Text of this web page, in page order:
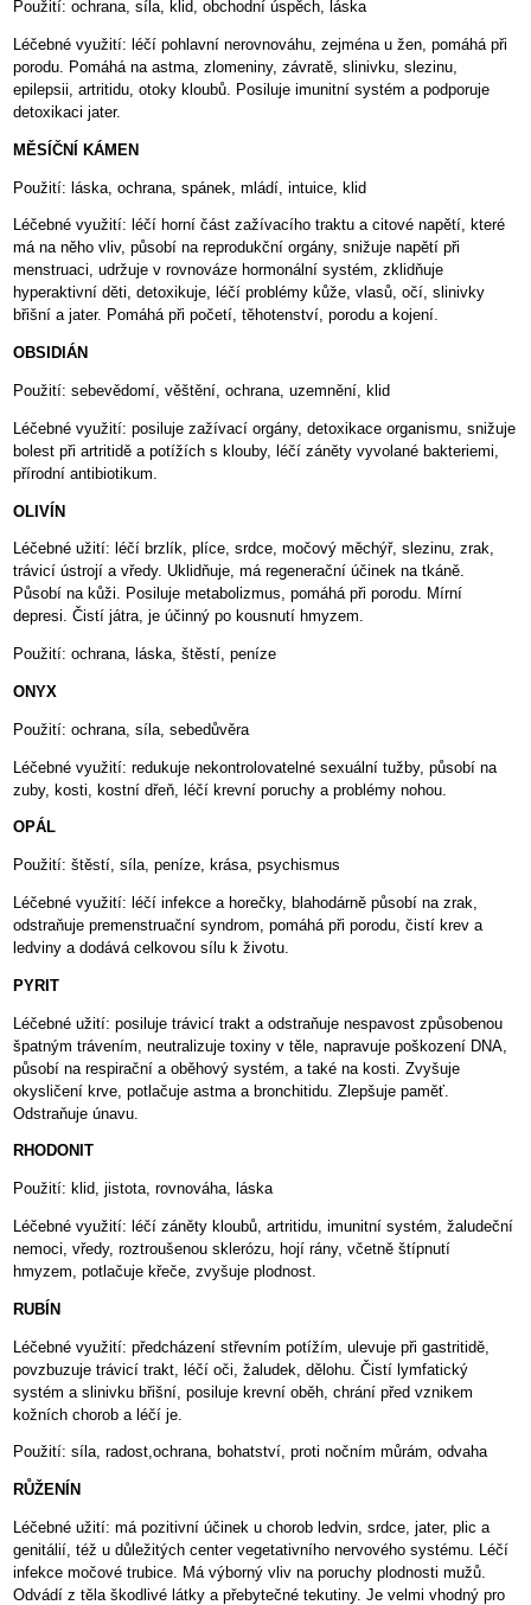
Použití: ochrana, síla, klid, obchodní úspěch, láska
Léčebné využití: léčí pohlavní nerovnováhu, zejména u žen, pomáhá při
porodu. Pomáhá na astma, zlomeniny, závratě, slinivku, slezinu,
epilepsii, artritidu, otoky kloubů. Posiluje imunitní systém a podporuje
detoxikaci jater.
MĚSÍČNÍ KÁMEN
Použití: láska, ochrana, spánek, mládí, intuice, klid
Léčebné využití: léčí horní část zažívacího traktu a citové napětí, které
má na něho vliv, působí na reprodukční orgány, snižuje napětí při
menstruaci, udržuje v rovnováze hormonální systém, zklidňuje
hyperaktivní děti, detoxikuje, léčí problémy kůže, vlasů, očí, slinivky
břišní a jater. Pomáhá při početí, těhotenství, porodu a kojení.
OBSIDIÁN
Použití: sebevědomí, věštění, ochrana, uzemnění, klid
Léčebné využití: posiluje zažívací orgány, detoxikace organismu, snižuje
bolest při artritidě a potížích s klouby, léčí záněty vyvolané bakteriemi,
přírodní antibiotikum.
OLIVÍN
Léčebné užití: léčí brzlík, plíce, srdce, močový měchýř, slezinu, zrak,
trávicí ústrojí a vředy. Uklidňuje, má regenerační účinek na tkáně.
Působí na kůži. Posiluje metabolizmus, pomáhá při porodu. Mírní
depresi. Čistí játra, je účinný po kousnutí hmyzem.
Použití: ochrana, láska, štěstí, peníze
ONYX
Použití: ochrana, síla, sebedůvěra
Léčebné využití: redukuje nekontrolovatelné sexuální tužby, působí na
zuby, kosti, kostní dřeň, léčí krevní poruchy a problémy nohou.
OPÁL
Použití: štěstí, síla, peníze, krása, psychismus
Léčebné využití: léčí infekce a horečky, blahodárně působí na zrak,
odstraňuje premenstruační syndrom, pomáhá při porodu, čistí krev a
ledviny a dodává celkovou sílu k životu.
PYRIT
Léčebné užití: posiluje trávicí trakt a odstraňuje nespavost způsobenou
špatným trávením, neutralizuje toxiny v těle, napravuje poškození DNA,
působí na respirační a oběhový systém, a také na kosti. Zvyšuje
okysličení krve, potlačuje astma a bronchitidu. Zlepšuje paměť.
Odstraňuje únavu.
RHODONIT
Použití: klid, jistota, rovnováha, láska
Léčebné využití: léčí záněty kloubů, artritidu, imunitní systém, žaludeční
nemoci, vředy, roztroušenou sklerózu, hojí rány, včetně štípnutí
hmyzem, potlačuje křeče, zvyšuje plodnost.
RUBÍN
Léčebné využití: předcházení střevním potížím, ulevuje při gastritidě,
povzbuzuje trávicí trakt, léčí oči, žaludek, dělohu. Čistí lymfatický
systém a slinivku břišní, posiluje krevní oběh, chrání před vznikem
kožních chorob a léčí je.
Použití: síla, radost,ochrana, bohatství, proti nočním můrám, odvaha
RŮŽENÍN
Léčebné užití: má pozitivní účinek u chorob ledvin, srdce, jater, plic a
genitálií, též u důležitých center vegetativního nervového systému. Léčí
infekce močové trubice. Má výborný vliv na poruchy plodnosti mužů.
Odvádí z těla škodlivé látky a přebytečné tekutiny. Je velmi vhodný pro